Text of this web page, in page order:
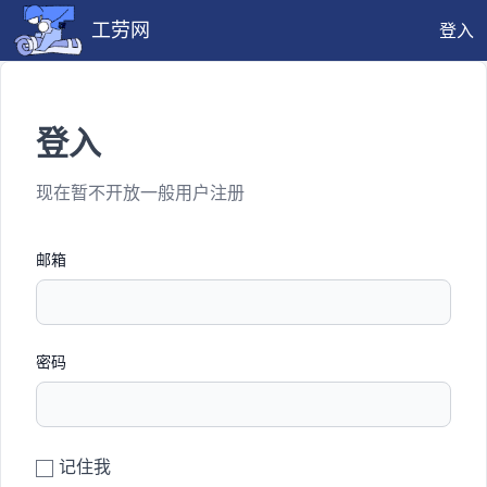
工劳网 登入
登入
现在暂不开放一般用户注册
邮箱
密码
记住我